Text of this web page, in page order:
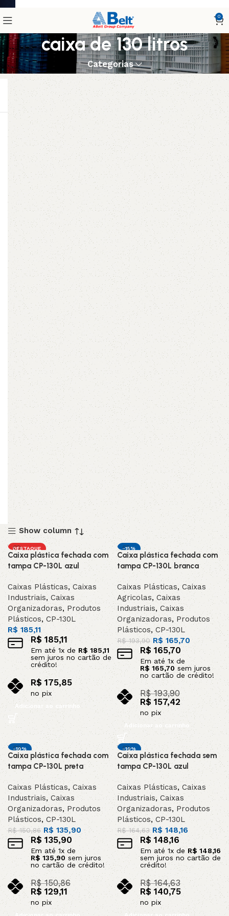
0
caixa de 130 litros
Categorias
Show column
DESTAQUE
Caixa plástica fechada com
tampa CP-130L azul
Caixas Plásticas, Caixas
Industriais,Caixas
Organizadoras, Produtos
Plásticos, CP-130L
R$185,11
R$ 185,11
Em até 1x de R$185,11
sem juros no cartão de
crédito!
R$175,85
no pix
Adicionar ao carrinho
-15%
DESTAQUE
Caixa plástica fechada com
tampa CP-130L branca
Caixas Plásticas,Caixas
Agricolas, Caixas
Industriais, Caixas
Organizadoras, Produtos
Plásticos,CP-130L
R$193,90 R$ 165,70
R$165,70
Em até 1x de
R$ 165,70sem juros
no cartão de crédito!
R$193,90
R$ 157,42
no pix
Adicionar ao carrinho
-10%
DESTAQUE
Caixa plástica fechada com
tampa CP-130L preta
Caixas Plásticas,Caixas
Industriais,Caixas
Organizadoras, Produtos
Plásticos,CP-130L
R$150,86 R$ 135,90
R$ 135,90
Em até1x de
R$135,90 sem juros
no cartão de crédito!
R$150,86
R$ 129,11
no pix
-10%
DESTAQUE
Caixa plástica fechada sem
tampa CP-130L azul
Caixas Plásticas,Caixas
Industriais, Caixas
Organizadoras,Produtos
Plásticos,CP-130L
R$164,63 R$ 148,16
R$148,16
Em até 1x de R$ 148,16
sem juros no cartão de
crédito!
R$164,63
R$140,75
no pix